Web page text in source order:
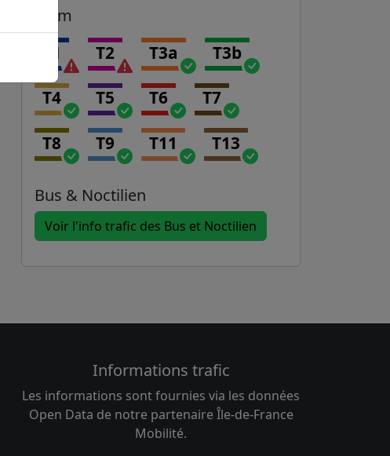
Tram
T1 T2 T3a T3b
T4 T5 T6 T7
T8 T9 T11 T13
Bus & Noctilien
Voir l'info trafic des Bus et Noctilien
Informations trafic
Les informations sont fournies via les données
Open Data de notre partenaire Île-de-France
Mobilité.